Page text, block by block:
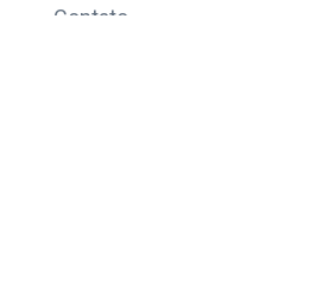
Contato